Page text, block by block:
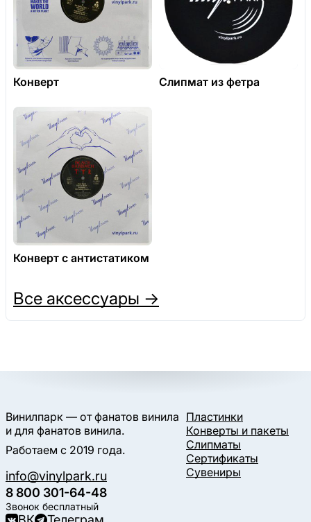
Конверт Слипмат из фетра
Конверт с антистатиком
Все аксессуары →
Винилпарк — от фанатов винила
и для фанатов винила.
Работаем с 2019 года.
info@vinylpark.ru
8 800 301-64-48
Звонок бесплатный
Пластинки
Конверты и пакеты
Слипматы
Сертификаты
Сувениры